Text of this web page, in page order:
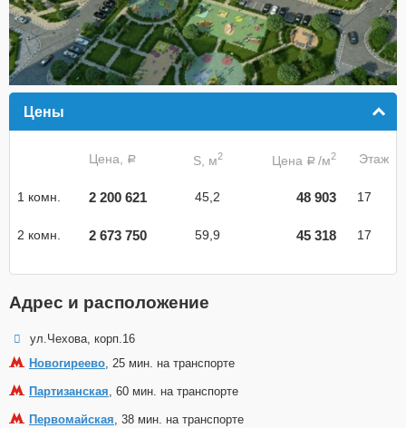
Цены
Цена, a S, м2 Цена a /м2 Этаж
1 комн. 2 200 621 45,2 48 903 17
2 комн. 2 673 750 59,9 45 318 17
Адрес и расположение
ул.Чехова, корп.16
Новогиреево, 25 мин. на транспорте
Партизанская, 60 мин. на транспорте
Первомайская, 38 мин. на транспорте